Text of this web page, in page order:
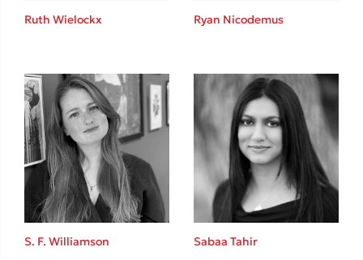
Ruth Wielockx Ryan Nicodemus
S. F. Williamson Sabaa Tahir